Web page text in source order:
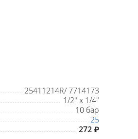
25411214R/ 7714173
1/2" х 1/4"
10 бар
25
272 ₽